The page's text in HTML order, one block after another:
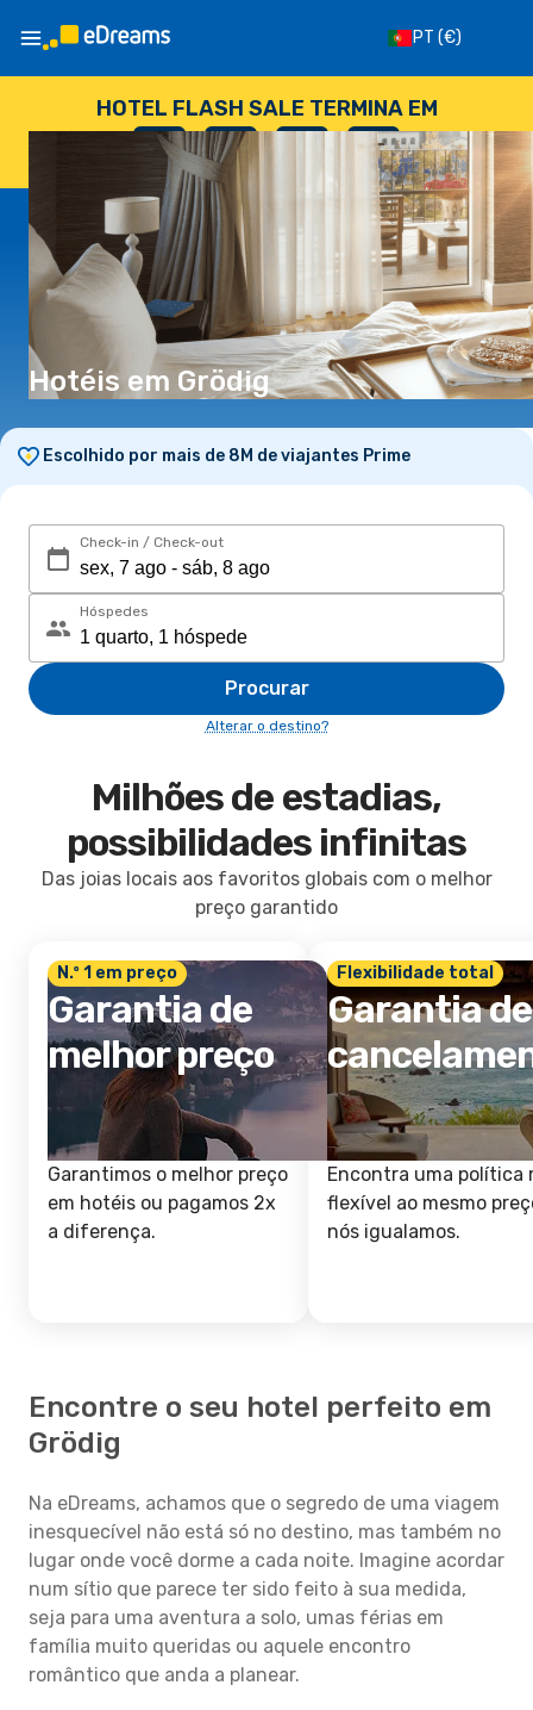
PT (€)
HOTEL FLASH SALE TERMINA EM
--
DIAS
: --
HORAS
: --
SEGUNDOS
Hotéis em Grödig
Escolhido por mais de 8M de viajantes Prime
Check-in / Check-out
Hóspedes
Procurar
Alterar o destino?
Milhões de estadias,
possibilidades infinitas
Das joias locais aos favoritos globais com o melhor
preço garantido
N.º 1 em preço
Garantia de
melhor preço
Garantimos o melhor preço
em hotéis ou pagamos 2x
a diferença.
Flexibilidade total
Garantia de
Encontra uma política
flexível ao mesmo
nós igualamos.
Encontre o seu hotel perfeito em
Grödig
Na eDreams, achamos que o segredo de uma viagem
inesquecível não está só no destino, mas também no
lugar onde você dorme a cada noite. Imagine acordar
num sítio que parece ter sido feito à sua medida,
seja para uma aventura a solo, umas férias em
família muito queridas ou aquele encontro
romântico que anda a planear.